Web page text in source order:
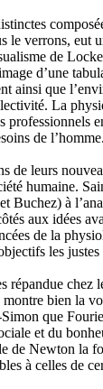
verrons,
de
d’une
ainsi que
La
professionnels
de l’homme.
leurs
humaine.
à
aux idées
de la
les
bien la
que
et du
Newton
à celles de